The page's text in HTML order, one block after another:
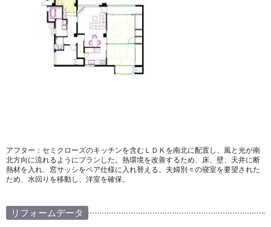
アフター：セミクローズのキッチンを含むＬＤＫを南北に配置し、風と光が南
北方向に流れるようにプランした。熱環境を改善するため、床、壁、天井に断
熱材を入れ、窓サッシをペア仕様に入れ替える。夫婦別々の寝室を要望された
ため、水回りを移動し、洋室を確保。
リフォームデータ